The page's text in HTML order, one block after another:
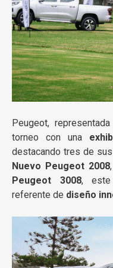
Peugeot,
torneo con una
destacando tres de
Nuevo Peugeot 2008
Peugeot 3008, este
referente de diseño